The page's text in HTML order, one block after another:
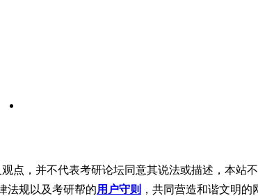
点，并不代表考研论坛同意其说法或描述，本站
法规以及考研帮的用户守则 ，共同营造和谐文明